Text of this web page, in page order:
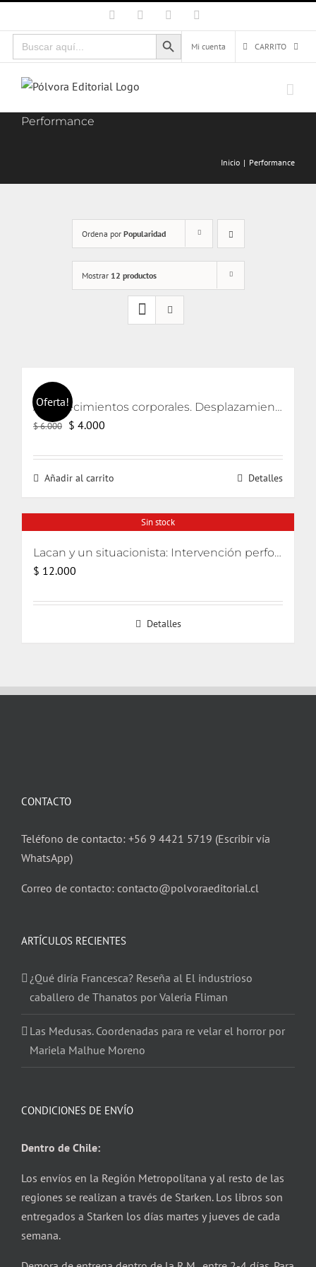
al
contenido
Facebook Instagram
Buscar:
Botón de búsqueda
Mi cuenta
CARRITO
Performance
Inicio Performance
Ordena por Popularidad
Mostrar 12 productos
Oferta! Acontecimientos corporales. Desplazamientos en las prácticas artísticas.
$6.000 El
original
era:
$ 4.000
actual
es:
Añadir al carrito Detalles
Sin stock
Lacan y un situacionista: Intervención performativa de su encuentro pifiado
$ 12.000
Detalles
CONTACTO
Teléfono de contacto: +56 9 4421 5719 (Escribir vía
WhatsApp)
Correo de contacto: contacto@polvoraeditorial.cl
ARTÍCULOS RECIENTES
¿Qué diría Francesca? Reseña al El industrioso
caballero de Thanatos por Valeria Fliman
Las Medusas. Coordenadas para re velar el horror por
Mariela Malhue Moreno
CONDICIONES DE ENVÍO
Dentro de Chile:
Los envíos en la Región Metropolitana y al resto de las
regiones se realizan a través de Starken. Los libros son
entregados a Starken los días martes y jueves de cada
semana.